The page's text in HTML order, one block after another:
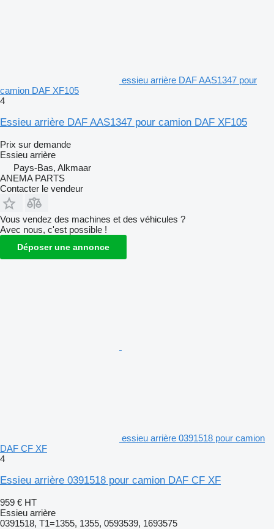
essieu arrière DAF AAS1347 pour
camion DAF XF105
4
Essieu arrière DAF AAS1347 pour camion DAF XF105
Prix sur demande
Essieu arrière
Pays-Bas, Alkmaar
ANEMA PARTS
Contacter le vendeur
Vous vendez des machines et des véhicules ?
Avec nous, c'est possible !
Déposer une annonce
essieu arrière 0391518 pour camion
DAF CF XF
4
Essieu arrière 0391518 pour camion DAF CF XF
959 € HT
Essieu arrière
0391518, T1=1355, 1355, 0593539, 1693575